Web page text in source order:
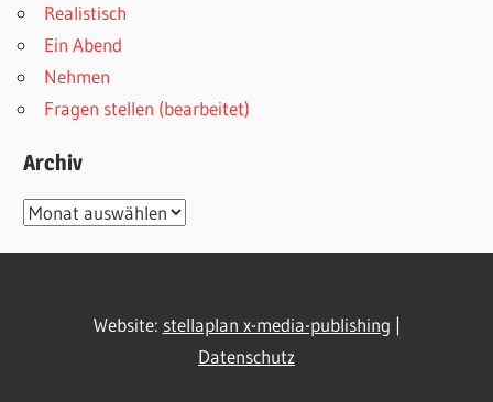
Realistisch
Ein Abend
Nehmen
Fragen stellen (bearbeitet)
Archiv
Archiv
Website: stellaplan x-media-publishing |
Datenschutz